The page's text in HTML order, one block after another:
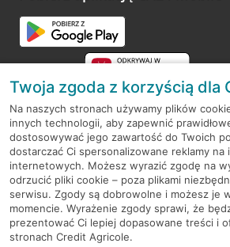
RODO
Regulamin serwisu
Mapa serwisu
PolitykaCookies
Twoja zgoda z korzyścią dla
Na naszych stronach używamy plików
innych technologii, aby zapewnić
dostosowywać jego zawartość do Twoich
dostarczać Ci spersonalizowane reklamy na
internetowych. Możesz wyrazić zgodę na
odrzucić pliki cookie – poza plikami
serwisu. Zgody są dobrowolne i możesz je
momencie. Wyrażenie zgody sprawi, że
prezentować Ci lepiej dopasowane treści i
stronach Credit Agricole.